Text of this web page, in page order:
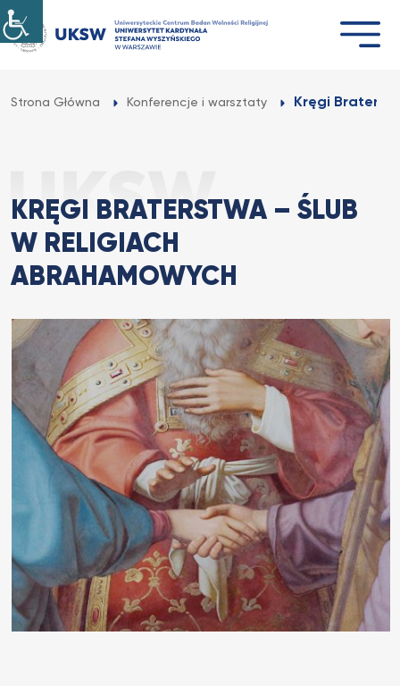
Przejdź
do
treści
Strona Główna Konferencje i warsztaty Kręgi
KRĘGI BRATERSTWA – ŚLUB
W RELIGIACH
ABRAHAMOWYCH